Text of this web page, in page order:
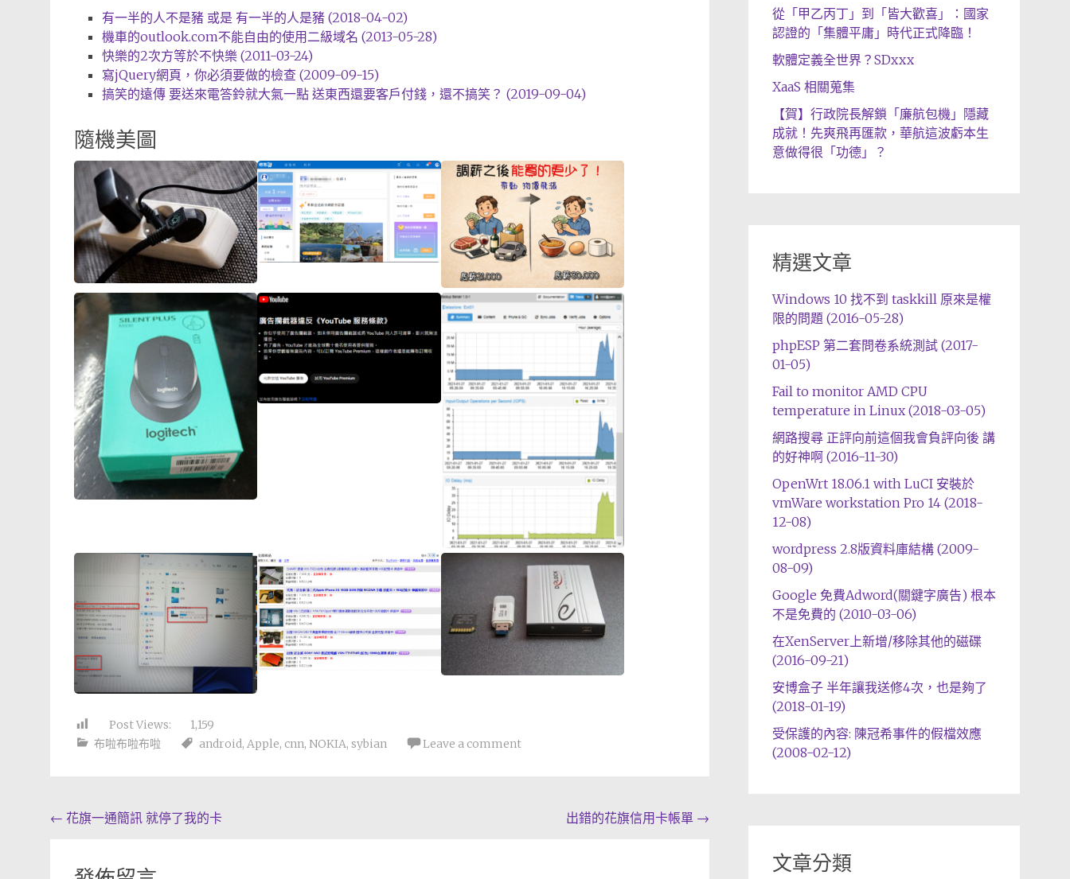
有一半的人不是豬 或是 有一半的人是豬 (2018-04-02)
機車的outlook.com不能自由的使用二級域名 (2013-05-28)
快樂的2次方等於不快樂 (2011-03-24)
寫jQuery網頁，你必須要做的檢查 (2009-09-15)
搞笑的遠傳 要送來電答鈴就大氣一點 送東西還要客戶付錢，還不搞笑？ (2019-09-04)
隨機美圖
Post Views:
1,159
布啦布啦布啦
android, Apple, cnn, NOKIA, sybian Leave a comment
Post
← 花旗一通簡訊 就停了我的卡 出錯的花旗信用卡帳單 →
從「甲乙丙丁」到「皆大歡喜」：國家
認證的「集體平庸」時代正式降臨！
軟體定義全世界？SDxxx
XaaS 相關蒐集
【賀】行政院長解鎖「廉航包機」隱藏
成就！先爽飛再匯款，華航這波虧本生
意做得很「功德」？
精選文章
Windows 10 找不到 taskkill 原來是權
限的問題 (2016-05-28)
phpESP 第二套問卷系統測試 (2017-
01-05)
Fail to monitor AMD CPU
temperature in Linux (2018-03-05)
網路搜尋 正評向前這個我會負評向後 講
的好神啊 (2016-11-30)
OpenWrt 18.06.1 with LuCI 安裝於
vmWare workstation Pro 14 (2018-
12-08)
wordpress 2.8版資料庫結構 (2009-
08-09)
Google 免費Adword(關鍵字廣告) 根本
不是免費的 (2010-03-06)
在XenServer上新增/移除其他的磁碟
(2016-09-21)
安博盒子 半年讓我送修4次，也是夠了
(2018-01-19)
受保護的內容: 陳冠希事件的假檔效應
(2008-02-12)
文章分類